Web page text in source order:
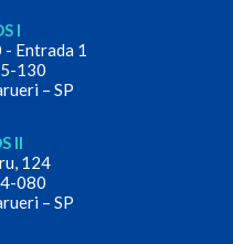
I
- Entrada 1
130
– SP
II
124
080
– SP